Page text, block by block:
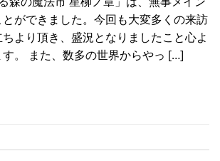
ができました。今回も大変多くの来訪
より頂き、盛況となりましたこと心よ
す。 また、数多の世界からやっ […]